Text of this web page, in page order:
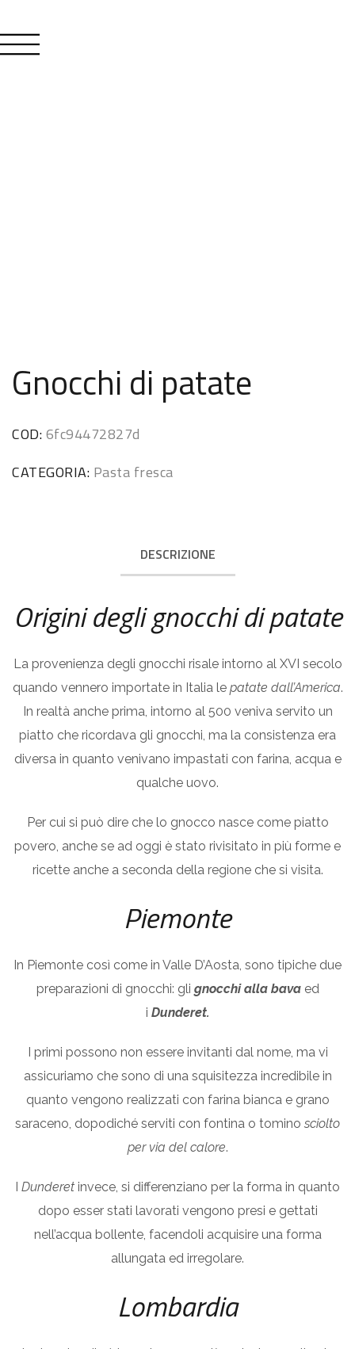
Gnocchi di patate
COD:6fc94472827d
CATEGORIA: Pasta fresca
DESCRIZIONE
Origini degli gnocchi di patate
La provenienza degli gnocchi risale intorno al XVI secolo
quando vennero importate in Italia le patate dall’America.
In realtà anche prima, intorno al 500 veniva servito un
piatto che ricordava gli gnocchi, ma la consistenza era
diversa in quanto venivano impastati con farina, acqua e
qualche uovo.
Per cui si può dire che lo gnocco nasce come piatto
povero, anche se ad oggi è stato rivisitato in più forme e
ricette anche a seconda della regione che si visita.
Piemonte
In Piemonte così come in Valle D’Aosta, sono tipiche due
preparazioni di gnocchi: gli gnocchi alla bava ed
i Dunderet.
I primi possono non essere invitanti dal nome, ma vi
assicuriamo che sono di una squisitezza incredibile in
quanto vengono realizzati con farina bianca e grano
saraceno, dopodiché serviti con fontina o tomino sciolto
per via del calore.
I Dunderet invece, si differenziano per la forma in quanto
dopo esser stati lavorati vengono presi e gettati
nell’acqua bollente, facendoli acquisire una forma
allungata ed irregolare.
Lombardia